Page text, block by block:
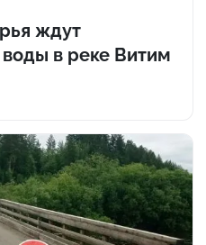
ждут
в реке Витим